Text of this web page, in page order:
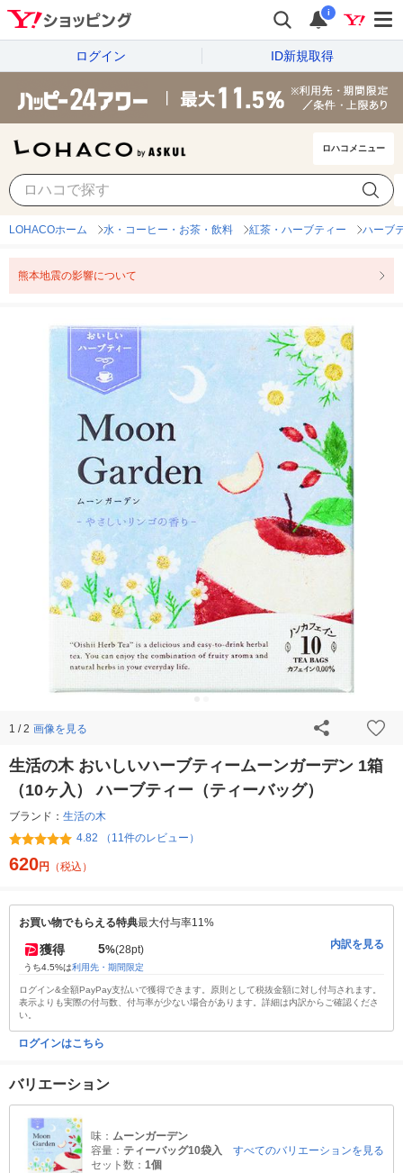
i
ログイン ID新規取得
ロハコメニュー
LOHACOホーム 水・コーヒー・お茶・飲料 紅茶・ハーブティー ハーブ
熊本地震の影響について
1 / 2 画像を見る
生活の木 おいしいハーブティームーンガーデン 1箱
（10ヶ入） ハーブティー（ティーバッグ）
ブランド： 生活の木
4.82 （11件のレビュー）
620円 （税込）
お買い物でもらえる特典最大付与率11%
獲得 5%(28pt)
うち4.5%は利用先・期間限定
内訳を見る
ログイン&全額PayPay支払いで獲得できます。原則として税抜金額に対し付与されます。
表示よりも実際の付与数、付与率が少ない場合があります。詳細は内訳からご確認くださ
い。
ログインはこちら
バリエーション
味： ムーンガーデン
容量： ティーバッグ10袋入
セット数： 1個
すべてのバリエーションを見る